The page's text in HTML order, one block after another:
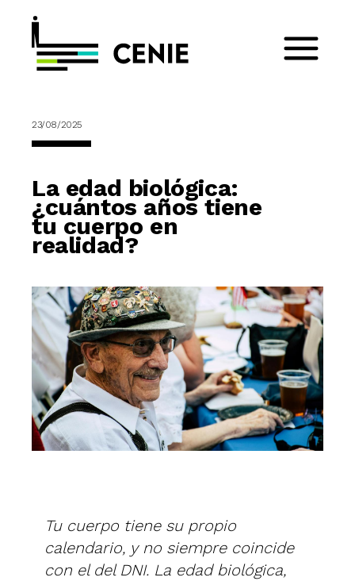
23/08/2025
La edad biológica:
¿cuántos años tiene
tu cuerpo en
realidad?
Tu cuerpo tiene su propio
calendario, y no siempre coincide
con el del DNI. La edad biológica,